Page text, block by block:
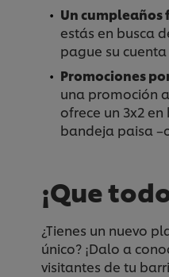
Un cumpleaños
estás en busca
pague su
Promociones
una promoción
ofrece un 3x2
bandeja paisa
¡Que
¿Tienes un nuevo
único? ¡Dalo a
visitantes de tu